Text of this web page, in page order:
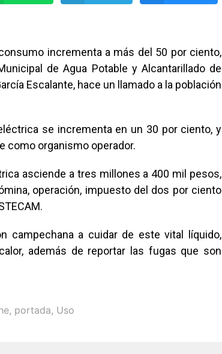
incrementa a más del 50 por ciento,
de Agua Potable y Alcantarillado de
Escalante, hace un llamado a la población
se incrementa en un 30 por ciento, y
como organismo operador.
asciende a tres millones a 400 mil pesos,
operación, impuesto del dos por ciento
campechana a cuidar de este vital líquido,
además de reportar las fugas que son
, portada, Uso